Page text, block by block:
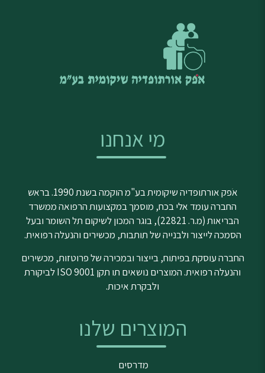
מי אנחנו
אֹפק אורתופדיה שיקומית בע"מ הוקמה בשנת 1990. בראש
החברה עומד אלי בכח, מוסמך במקצועות הרפואה ממשרד
הבריאות (מ.ר. 22821), בוגר המכון לשיקום תל השומר ובעל
הסמכה לייצור ולבנייה של תותבות, מכשירים והנעלה רפואית.
החברה עוסקת בפיתוח, בייצור ובמכירה של פרוטזות, מכשירים
והנעלה רפואית. המוצרים נושאים תו תקן ISO 9001 לביקורת
ולבקרת איכות.
המוצרים שלנו
מדרסים